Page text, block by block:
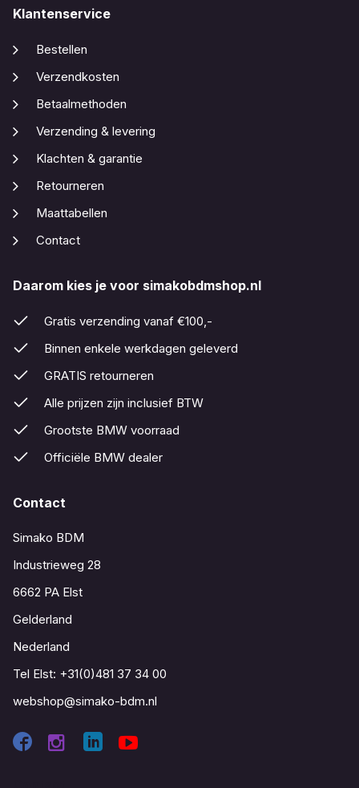
Klantenservice
Bestellen
Verzendkosten
Betaalmethoden
Verzending & levering
Klachten & garantie
Retourneren
Maattabellen
Contact
Daarom kies je voor simakobdmshop.nl
Gratis verzending vanaf €100,-
Binnen enkele werkdagen geleverd
GRATIS retourneren
Alle prijzen zijn inclusief BTW
Grootste BMW voorraad
Officiële BMW dealer
Contact
Simako BDM
Industrieweg 28
6662 PA Elst
Gelderland
Nederland
Tel Elst: +31(0)481 37 34 00
webshop@simako-bdm.nl